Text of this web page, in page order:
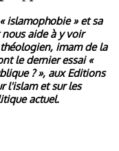
islamophobie » et sa
aide à y voir
imam de la
le dernier essai «
? », aux Editions
l'islam et sur les
actuel.